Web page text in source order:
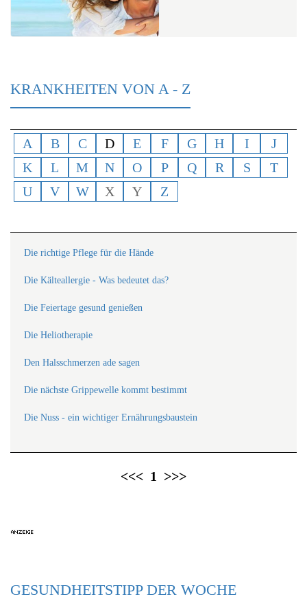
KRANKHEITEN VON A - Z
A B C D E F G H I
J
K
L M N O P Q R S
T
U
V W X Y Z
Die richtige Pflege für die Hände
Die Kälteallergie - Was bedeutet das?
Die Feiertage gesund genießen
Die Heliotherapie
Den Halsschmerzen ade sagen
Die nächste Grippewelle kommt bestimmt
Die Nuss - ein wichtiger Ernährungsbaustein
<<< 1 >>>
GESUNDHEITSTIPP DER WOCHE